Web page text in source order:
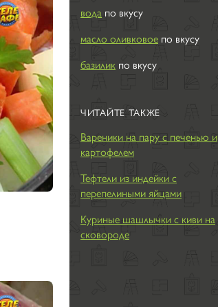
вода по вкусу
масло оливковое по вкусу
базилик по вкусу
ЧИТАЙТЕ ТАКЖЕ
Вареники на пару с печенью и
картофелем
Тефтели из индейки с
перепелиными яйцами
Куриные шашлычки с киви на
сковороде